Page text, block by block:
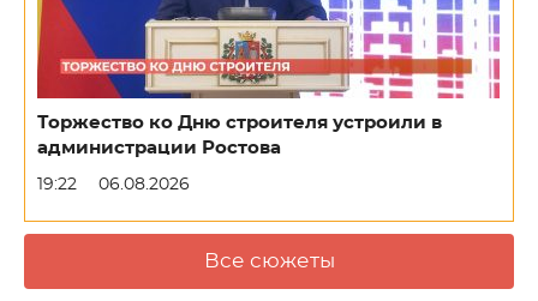
Торжество ко Дню строителя устроили в
администрации Ростова
19:22 06.08.2026
Все сюжеты